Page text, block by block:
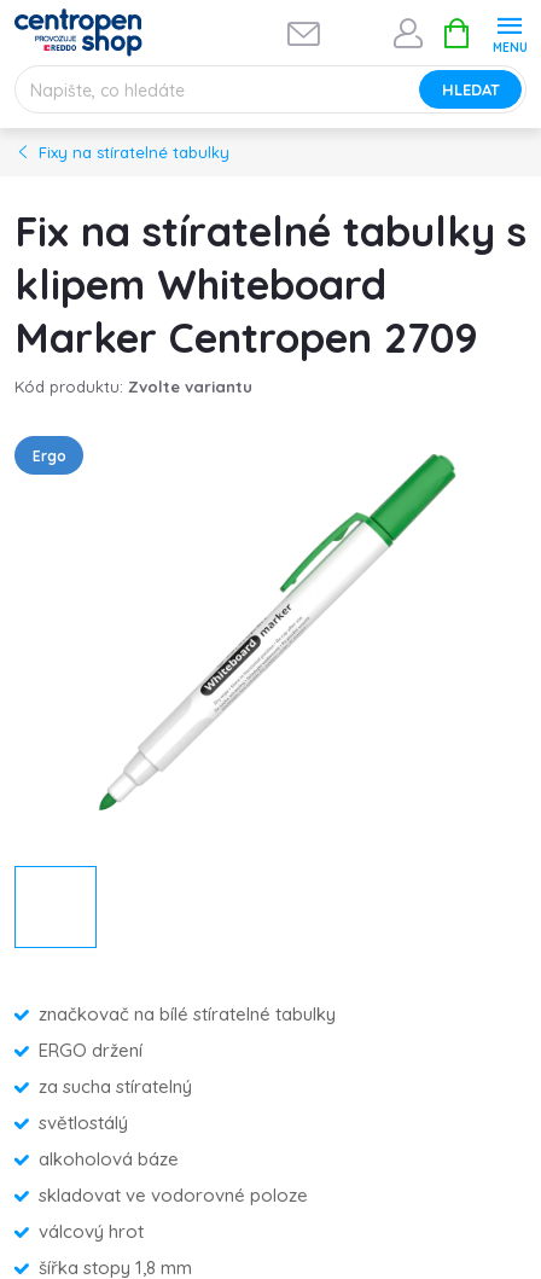
Přejít
obsah
HLEDAT
NÁKUPNÍ
KOŠÍK
Fixy na stíratelné tabulky
Fix na stíratelné tabulky s
klipem Whiteboard
Marker Centropen 2709
Kód produktu: Zvolte variantu
Ergo
značkovač na bílé stíratelné tabulky
ERGO držení
za sucha stíratelný
světlostálý
alkoholová báze
skladovat ve vodorovné poloze
válcový hrot
šířka stopy 1,8 mm